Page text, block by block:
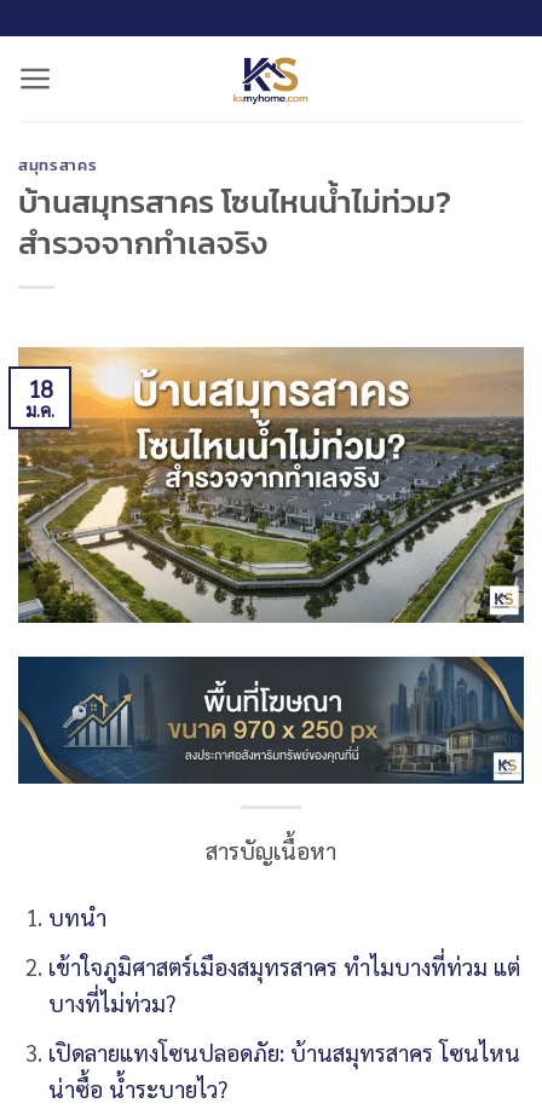
สมุทรสาคร
บ้านสมุทรสาคร โซนไหนน้ำไม่ท่วม?
สำรวจจากทำเลจริง
18
ม.ค.
สารบัญเนื้อหา
บทนำ
เข้าใจภูมิศาสตร์เมืองสมุทรสาคร ทำไมบางที่ท่วม แต่
บางที่ไม่ท่วม?
เปิดลายแทงโซนปลอดภัย: บ้านสมุทรสาคร โซนไหน
น่าซื้อ น้ำระบายไว?